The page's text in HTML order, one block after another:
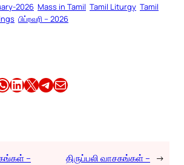
2026 Mass in Tamil Tamil Liturgy Tamil
பிப்ரவரி – 2026
Share this article on LinkedIn Share this article on X Share this article on TelegramEmail this Article
–
திருப்பலி வாசகங்கள் – →